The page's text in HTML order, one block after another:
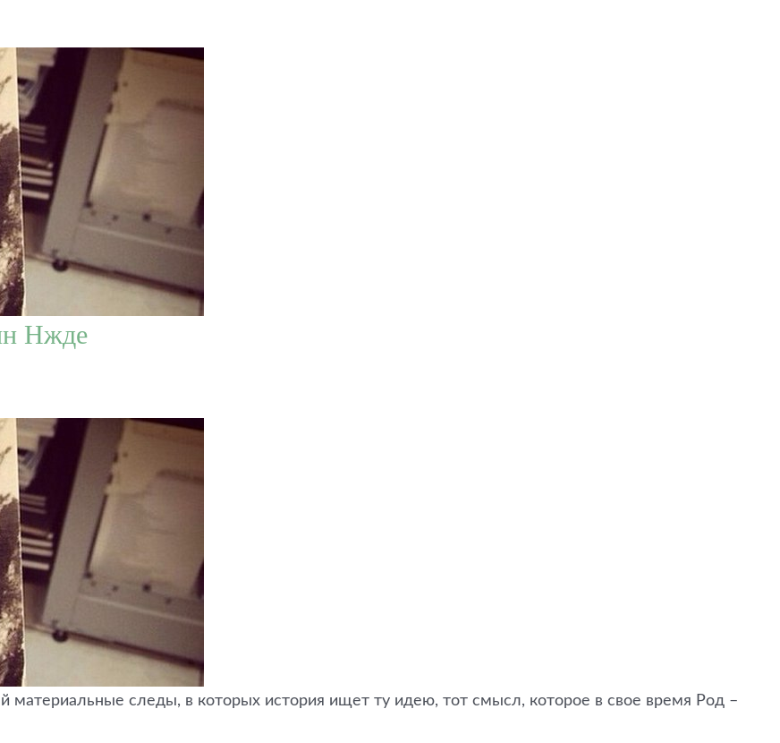
Нжде
материальные следы, в которых история ищет ту идею, тот смысл, которое в свое время Род –